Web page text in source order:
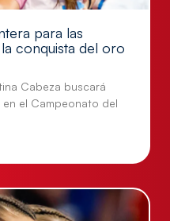
para las
conquista del oro
Cabeza buscará
en el Campeonato del